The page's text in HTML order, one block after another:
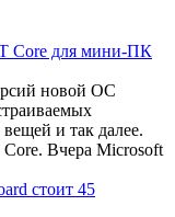
Core для мини-ПК
новой ОС
и так далее.
Core. Вчера Microsoft